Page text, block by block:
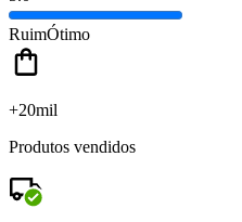
RuimÓtimo
+20mil
Produtos vendidos